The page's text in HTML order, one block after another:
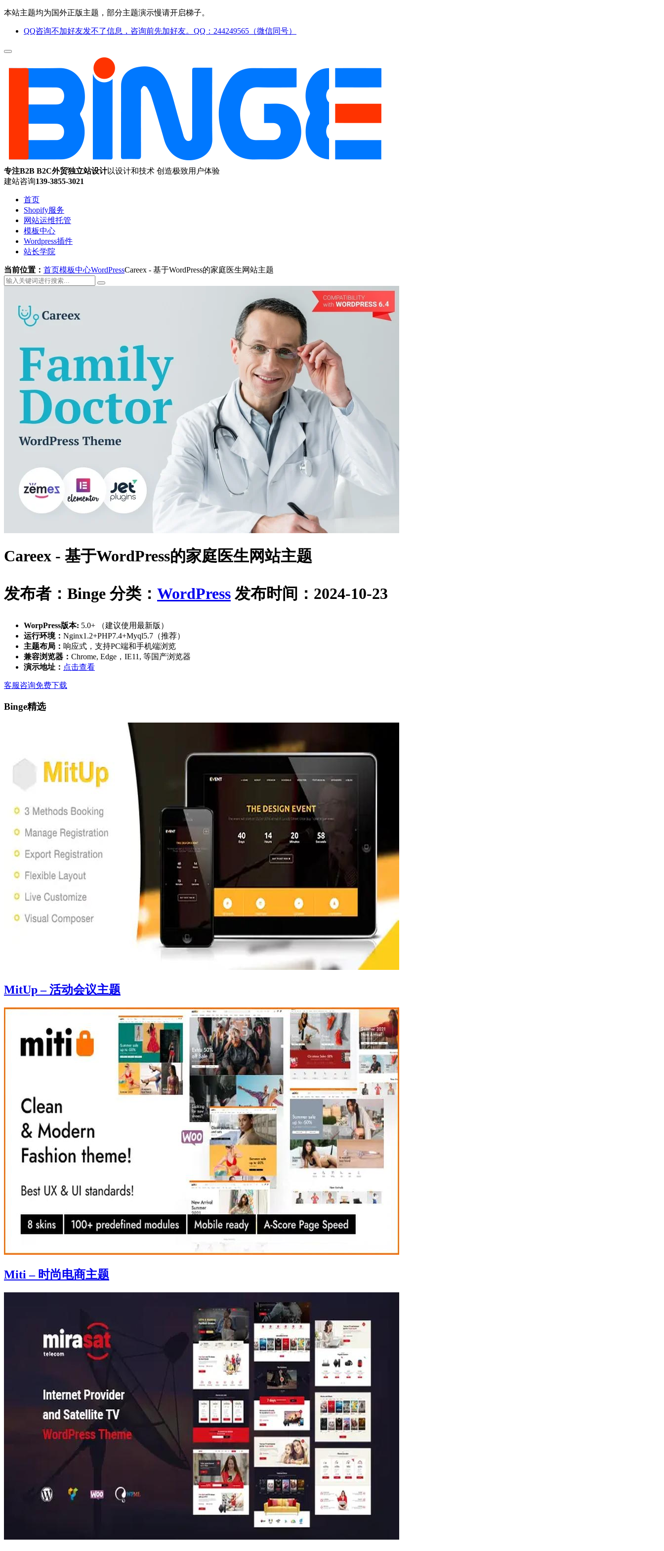
本站主题均为国外正版主题，部分主题演示慢请开启梯子。
QQ咨询不加好友发不了信息，咨询前先加好友。QQ：244249565（微信同号）
专注B2B B2C外贸独立站设计以设计和技术 创造极致用户体验
建站咨询139-3855-3021
首页
Shopify服务
网站运维托管
模板中心
Wordpress插件
站长学院
当前位置： 首页模板中心WordPressCareex - 基于WordPress的家庭医生网站主题
Careex - 基于WordPress的家庭医生网站主题
发布者：Binge 分类： WordPress 发布时间：2024-10-23
WorpPress版本: 5.0+ （建议使用最新版）
运行环境： Nginx1.2+PHP7.4+Myql5.7（推荐）
主题布局： 响应式，支持PC端和手机端浏览
兼容浏览器： Chrome, Edge，IE11, 等国产浏览器
演示地址： 点击查看
客服咨询免费下载
Binge精选
MitUp – 活动会议主题
Miti – 时尚电商主题